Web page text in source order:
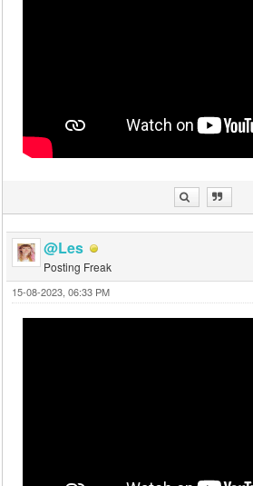
@Les
Posting Freak
15-08-2023, 06:33 PM